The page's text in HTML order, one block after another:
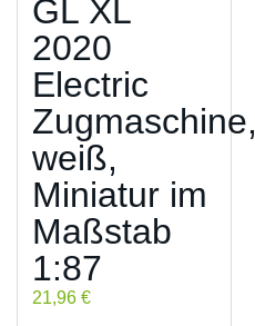
GL XL
2020
Electric
Zugmaschine,
weiß,
Miniatur im
Maßstab
1:87
21,96 €